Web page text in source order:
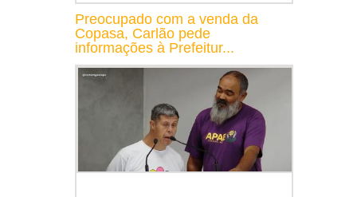
Preocupado com a venda da
Copasa, Carlão pede
informações à Prefeitur...